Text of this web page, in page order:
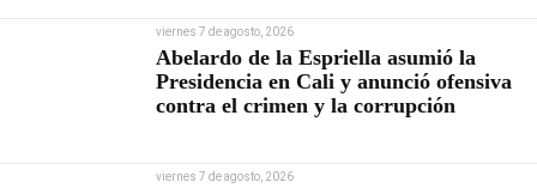
viernes 7 de agosto, 2026
Abelardo de la Espriella asumió la
Presidencia en Cali y anunció ofensiva
contra el crimen y la corrupción
viernes 7 de agosto, 2026